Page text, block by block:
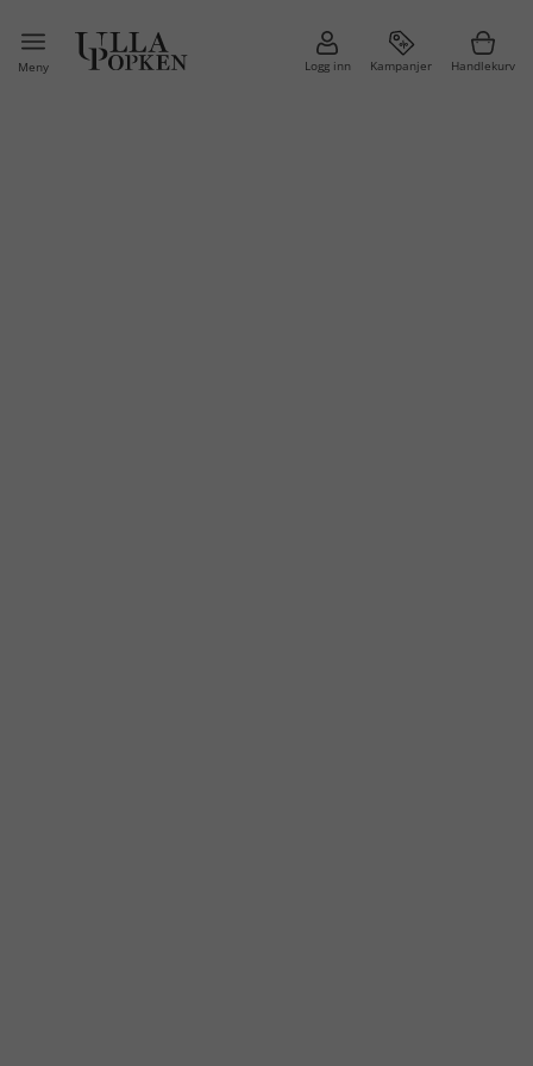
Meny Logg inn Kampanjer Handlekurv